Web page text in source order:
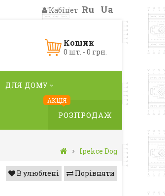
Кабінет Ru Ua
Кошик
0 шт. - 0 грн.
ДЛЯ ДОМУ
АКЦІЯ
РОЗПРОДАЖ
Ipekce Dog
Порівняти
В улюблені